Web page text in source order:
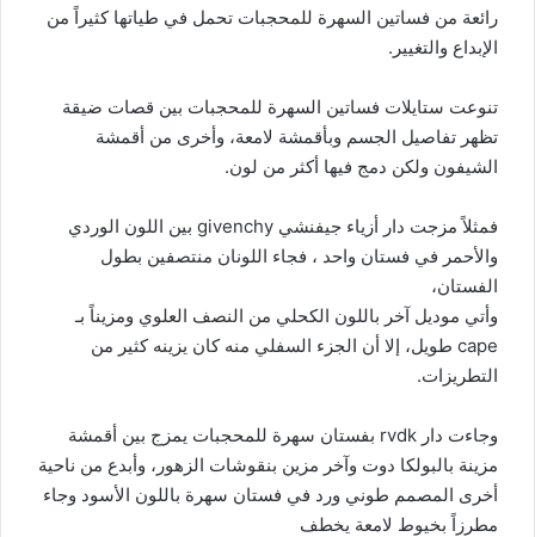
رائعة من فساتين السهرة للمحجبات تحمل في طياتها كثيراً من
الإبداع والتغيير.
تنوعت ستايلات فساتين السهرة للمحجبات بين قصات ضيقة
تظهر تفاصيل الجسم وبأقمشة لامعة، وأخرى من أقمشة
الشيفون ولكن دمج فيها أكثر من لون.
فمثلاً مزجت دار أزياء جيفنشي givenchy بين اللون الوردي
والأحمر في فستان واحد ، فجاء اللونان منتصفين بطول
الفستان،
وأتي موديل آخر باللون الكحلي من النصف العلوي ومزيناً بـ
cape طويل، إلا أن الجزء السفلي منه كان يزينه كثير من
التطريزات.
وجاءت دار rvdk بفستان سهرة للمحجبات يمزج بين أقمشة
مزينة بالبولكا دوت وآخر مزين بنقوشات الزهور، وأبدع من ناحية
أخرى المصمم طوني ورد في فستان سهرة باللون الأسود وجاء
مطرزاً بخيوط لامعة يخطف